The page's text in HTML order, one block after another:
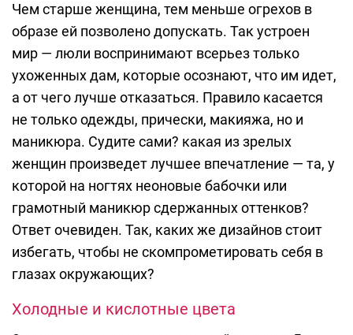
Чем старше женщина, тем меньше огрехов в
образе ей позволено допускать. Так устроен
мир — люли воспринимают всерьез только
ухоженных дам, которые осознают, что им идет,
а от чего лучше отказаться. Правило касается
не только одежды, прически, макияжа, но и
маникюра. Судите сами? какая из зрелых
женщин произведет лучшее впечатление — та, у
которой на ногтях неоновые бабочки или
грамотный маникюр сдержанных оттенков?
Ответ очевиден. Так, каких же дизайнов стоит
избегать, чтобы не скомпрометировать себя в
глазах окружающих?
Холодные и кислотные цвета